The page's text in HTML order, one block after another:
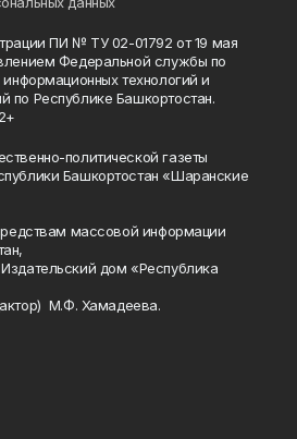
ПИ № ТУ 02-01792 от 19 мая
Федеральной службы по
технологий и
по Республике Башкортостан.
политической газеты
Башкортостан «Шаранские
массовой информации
дом «Республика
М.Ф. Хамадеева.